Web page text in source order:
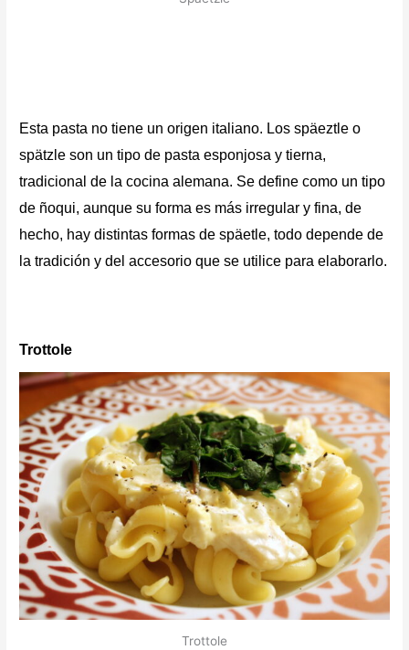
Esta pasta no tiene un origen italiano. Los späeztle o
spätzle son un tipo de pasta esponjosa y tierna,
tradicional de la cocina alemana. Se define como un tipo
de ñoqui, aunque su forma es más irregular y fina, de
hecho, hay distintas formas de späetle, todo depende de
la tradición y del accesorio que se utilice para elaborarlo.
Trottole
Trottole